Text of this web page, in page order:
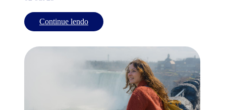
Continue lendo